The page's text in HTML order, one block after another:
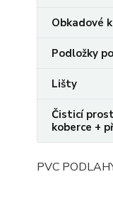
Obkadové
Podložky
Lišty
Čisticí
koberce +
PVC